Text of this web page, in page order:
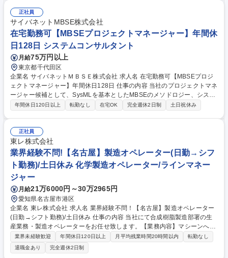
用、各種契約書のリーガルチェック業務、全社的なコンプライアンス体制
構築の推進■ファシリティ・BCP：備品や社用車、賃貸借契約の統合管
理、災害対策マニュアルの策定・運用、全社避難訓練の指揮■採用・労
務・給与：採用業務全般や労務管理、給与に関する業務全般、評価制度の
円滑な運用【業務内容の変更範囲】当社の指定する業務 募集職種 水戸
【総務マネージャー/課長候補】花形部署で組織デザイン/リモート有
正社員
サイバネットMBSE株式会社
在宅勤務可【MBSEプロジェクトマネージャー】年間休
日128日 システムコンサルタント
月給75万円以上
東京都千代田区
企業名 サイバネットＭＢＳＥ株式会社 求人名 在宅勤務可【MBSEプロジ
ェクトマネージャー】年間休日128日 仕事の内容 当社のプロジェクトマネ
ージャー候補として、SysMLを基本としたMBSEのメソドロジー、システ
ムを製造業のお客様へ提供するコンサルティングならびにプロジェクトマ
管理 ■MBSEソリューション導入メソッドとしてサイバネットメソッドを
考案 ■開発期間の短縮、開発品質の向上、部門間の意思疎通の改善等のメ
リットを提供 募集職種 在宅勤務可【MBSEプロジェクトマネージャー】
年間休日128日
年間休日120日以上 転勤なし 在宅OK 完全週休2日制 土日祝休み
正社員
東レ株式会社
業界経験不問!【名古屋】製造オペレーター(日勤→シフ
ト勤務)/土日休み 化学製造オペレーター/ラインマネー
ジャー
月給21万6000円～30万2965円
愛知県名古屋市港区
企業名 東レ株式会社 求人名 業界経験不問！【名古屋】製造オペレーター
(日勤→シフト勤務)/土日休み 仕事の内容 当社にて合成樹脂製造部署の生
産業務・製造オペレーターをお任せ致します。【業務内容】マシーンへの
原料運搬・仕込み／生産状況のモニタリング・運転管理（圧力、温度、流
量等）／生産現場のパトロール／生産品の 品質確認／その他ルーティン業
務、現場改善業務 【働き方】入社後2026年度中は日勤×土日休みでの勤
業界未経験歓迎 年間休日120日以上 月平均残業時間20時間以内
転勤なし
退職金あり
完全週休2日制